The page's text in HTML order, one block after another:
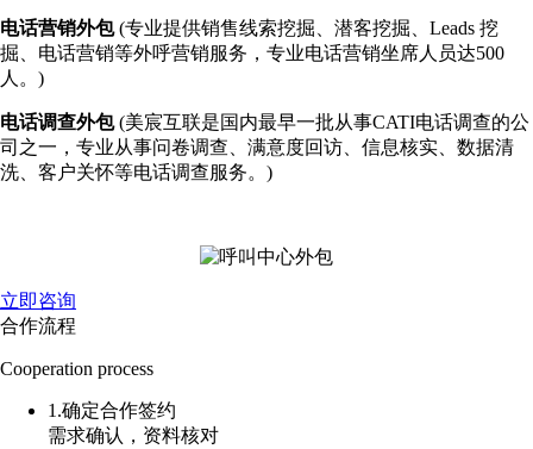
电话营销外包(专业提供销售线索挖掘、潜客挖掘、Leads 挖
掘、电话营销等外呼营销服务，专业电话营销坐席人员达500
人。)
电话调查外包(美宸互联是国内最早一批从事CATI电话调查的公
司之一，专业从事问卷调查、满意度回访、信息核实、数据清
洗、客户关怀等电话调查服务。)
立即咨询
合作流程
Cooperation process
1.确定合作签约
需求确认，资料核对